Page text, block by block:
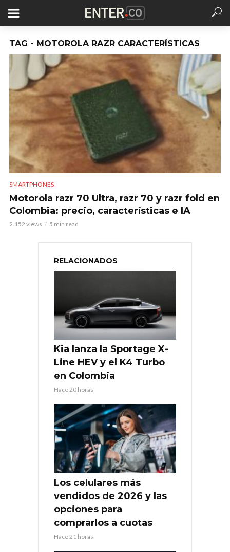
TAG - MOTOROLA RAZR CARACTERÍSTICAS
SMARTPHONES
Motorola razr 70 Ultra, razr 70 y razr fold en
Colombia: precio, características e IA
2.152 views 5 min read
RELACIONADOS
Kia lanza la Sportage X-
Line HEV y el K4 Turbo
en Colombia
Hace 20 horas
Los celulares más
vendidos de 2026 y las
opciones para
comprarlos a cuotas
Hace 21 horas